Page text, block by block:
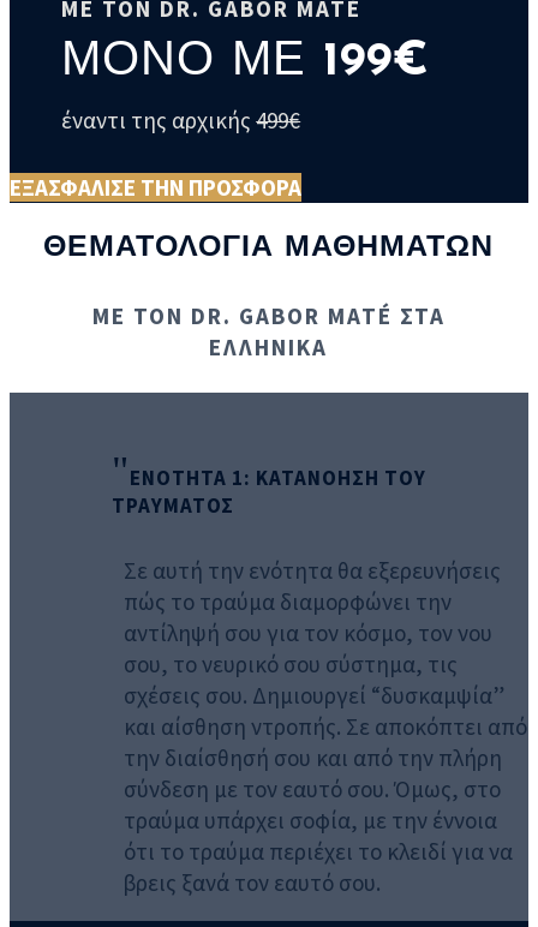
ΜΕ ΤΟΝ DR. GABOR MATÉ
ΜΟΝΟ ΜΕ 199€
έναντι της αρχικής499€
ΕΞΑΣΦΑΛΙΣΕ ΤΗΝ ΠΡΟΣΦΟΡΑ
ΘΕΜΑΤΟΛΟΓΙΑ ΜΑΘΗΜΑΤΩΝ
ΜΕ ΤΟΝ DR. GABOR MATÉ ΣΤΑ
ΕΛΛΗΝΙΚΑ
ΕΝΟΤΗΤΑ 1: ΚΑΤΑΝΟΗΣΗ ΤΟΥ
ΤΡΑΥΜΑΤΟΣ
Σε αυτή την ενότητα θα εξερευνήσεις
πώς το τραύμα διαμορφώνει την
αντίληψή σου για τον κόσμο, τον νου
σου, το νευρικό σου σύστημα, τις
σχέσεις σου. Δημιουργεί “δυσκαμψία”
και αίσθηση ντροπής. Σε αποκόπτει από
την διαίσθησή σου και από την πλήρη
σύνδεση με τον εαυτό σου. Όμως, στο
τραύμα υπάρχει σοφία, με την έννοια
ότι το τραύμα περιέχει το κλειδί για να
βρεις ξανά τον εαυτό σου.